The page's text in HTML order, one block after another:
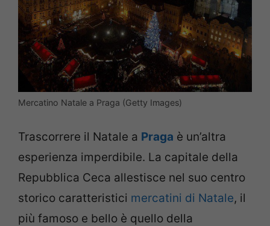
Mercatino Natale a Praga (Getty Images)
Trascorrere il Natale a Praga è un’altra
esperienza imperdibile. La capitale della
Repubblica Ceca allestisce nel suo centro
storico caratteristici mercatini di Natale, il
più famoso e bello è quello della